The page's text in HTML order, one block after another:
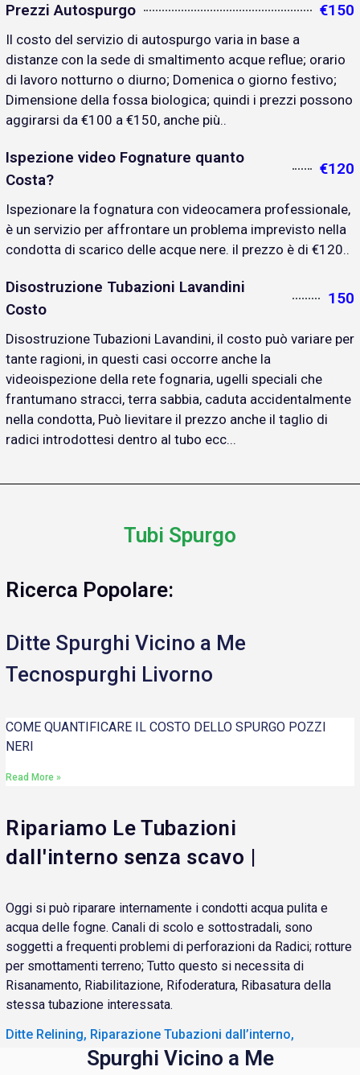
Prezzi Autospurgo €150
Il costo del servizio di autospurgo varia in base a
distanze con la sede di smaltimento acque reflue; orario
di lavoro notturno o diurno; Domenica o giorno festivo;
Dimensione della fossa biologica; quindi i prezzi possono
aggirarsi da €100 a €150, anche più..
Ispezione video Fognature quanto
Costa?
€120
Ispezionare la fognatura con videocamera professionale,
è un servizio per affrontare un problema imprevisto nella
condotta di scarico delle acque nere. il prezzo è di €120..
Disostruzione Tubazioni Lavandini
Costo
150
Disostruzione Tubazioni Lavandini, il costo può variare per
tante ragioni, in questi casi occorre anche la
videoispezione della rete fognaria, ugelli speciali che
frantumano stracci, terra sabbia, caduta accidentalmente
nella condotta, Può lievitare il prezzo anche il taglio di
radici introdottesi dentro al tubo ecc...
Tubi Spurgo
Ricerca Popolare:
Ditte Spurghi Vicino a Me
Tecnospurghi Livorno
COME QUANTIFICARE IL COSTO DELLO SPURGO POZZI
NERI
Read More »
Ripariamo Le Tubazioni
dall'interno senza scavo |
Oggi si può riparare internamente i condotti acqua pulita e
acqua delle fogne. Canali di scolo e sottostradali, sono
soggetti a frequenti problemi di perforazioni da Radici; rotture
per smottamenti terreno; Tutto questo si necessita di
Risanamento, Riabilitazione, Rifoderatura, Ribasatura della
stessa tubazione interessata.
Ditte Relining, Riparazione Tubazioni dall’interno,
Spurghi Vicino a Me